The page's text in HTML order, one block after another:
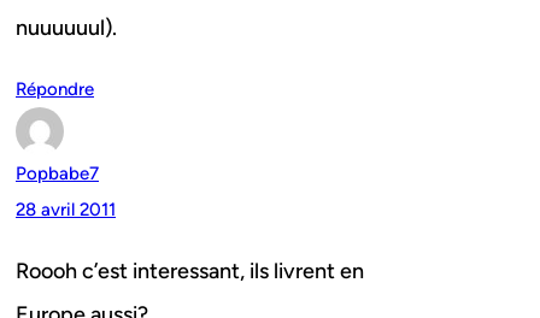
nuuuuuul).
Répondre
Popbabe7
28 avril 2011
Roooh c’est interessant, ils livrent en